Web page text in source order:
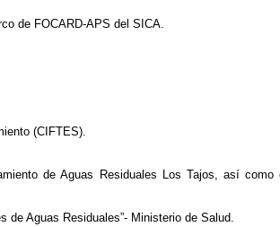
de FOCARD-APS del SICA.
(CIFTES).
de Aguas Residuales Los Tajos, así
Aguas Residuales”- Ministerio de Salud.